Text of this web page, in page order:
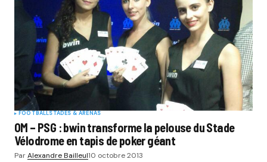
FOOTBALLSTADES & ARENAS
OM – PSG : bwin transforme la pelouse du Stade
Vélodrome en tapis de poker géant
ParAlexandre Bailleul10 octobre 2013